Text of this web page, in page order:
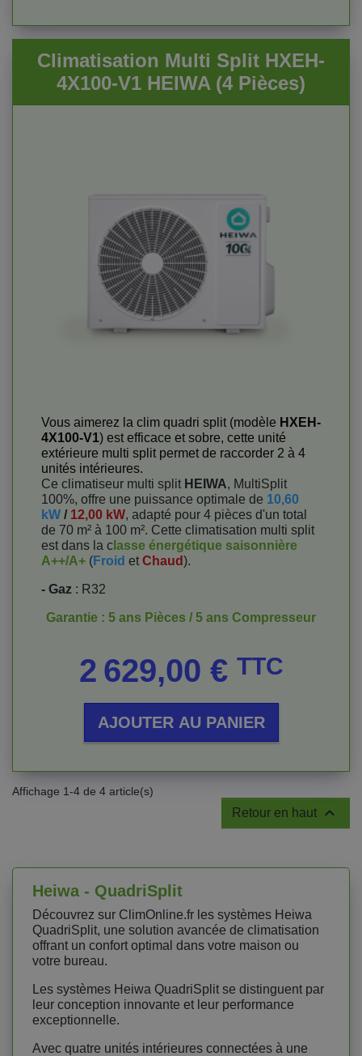
Climatisation Multi Split HXEH-
4X100-V1 HEIWA (4 Pièces)
Vous aimerez la clim quadri split (modèle HXEH-
4X100-V1) est efficace et sobre, cette unité
extérieure multi split permet de raccorder 2 à 4
unités intérieures.
Ce climatiseur multi split HEIWA, MultiSplit
100%, offre une puissance optimale de 10,60
kW / 12,00 kW, adapté pour 4 pièces d'un total
de 70 m² à 100 m². Cette climatisation multi split
est dans la c lasse énergétique saisonnière
A++/A+ (Froid et Chaud).
- Gaz : R32
Garantie : 5 ans Pièces / 5 ans Compresseur
2 629,00 € TTC
AJOUTER AU PANIER
Affichage 1-4 de 4 article(s)
Retour en haut 
Heiwa - QuadriSplit
Découvrez sur ClimOnline.fr les systèmes Heiwa
QuadriSplit, une solution avancée de climatisation
offrant un confort optimal dans votre maison ou
votre bureau.
Les systèmes Heiwa QuadriSplit se distinguent par
leur conception innovante et leur performance
exceptionnelle.
Avec quatre unités intérieures connectées à une